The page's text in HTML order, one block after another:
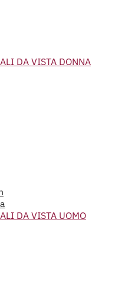
DA VISTA DONNA
DA VISTA UOMO